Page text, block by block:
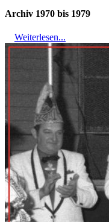
Archiv 1970 bis 1979
Weiterlesen...